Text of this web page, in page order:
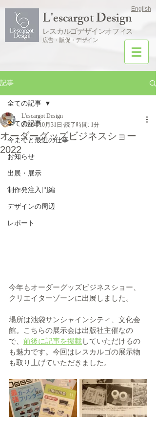
English
L'escargot Design
レスカルゴデザインオフィス
広告・販促・デザイン
記事
全ての記事
今までと最近の仕事
お知らせ
出展・展示
制作発注入門編
デザインの周辺
レポート
全ての記事
オーダーグッズビジネスショー
2022
L'escargot Design
2022年10月31日 読了時間: 1分
今年もオーダーグッズビジネスショー、
クリエイターゾーンに出展しました。
場所は池袋サンシャインシティ、文化会
館。こちらの展示会は出版社主催なの
で、 前後に記事を掲載していただけるの
も魅力です。今回はレスカルゴの展示物
も取り上げていただきました。